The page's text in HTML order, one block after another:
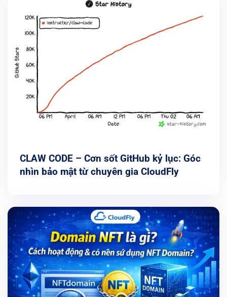
CLAW CODE – Cơn sốt GitHub kỷ lục: Góc
nhìn bảo mật từ chuyên gia CloudFly